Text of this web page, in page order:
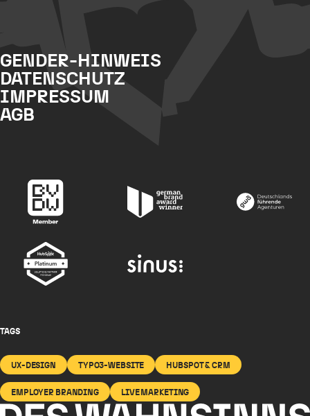
GENDER-HINWEIS
DATENSCHUTZ
IMPRESSUM
AGB
TAGS
UX-DESIGN TYPO3-WEBSITE HUBSPOT & CRM
EMPLOYER BRANDING LIVE MARKETING